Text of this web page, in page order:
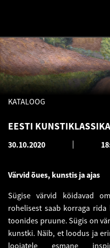
KATALOOG
EESTI
30.10.2020
Värvid õues, kunstis ja ajas
Sügise värvid köidavad
rohelisest saab korraga
toonides pruune. Sügis on
kunstki. Näib, et loodus ja
loojatele esmane